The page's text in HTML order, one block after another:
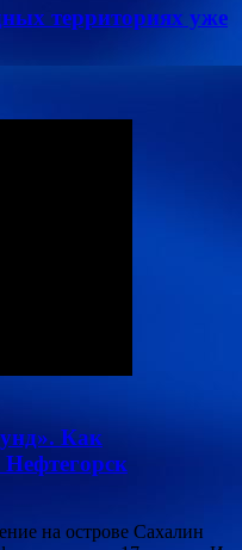
территориях уже
Как
на острове Сахалин